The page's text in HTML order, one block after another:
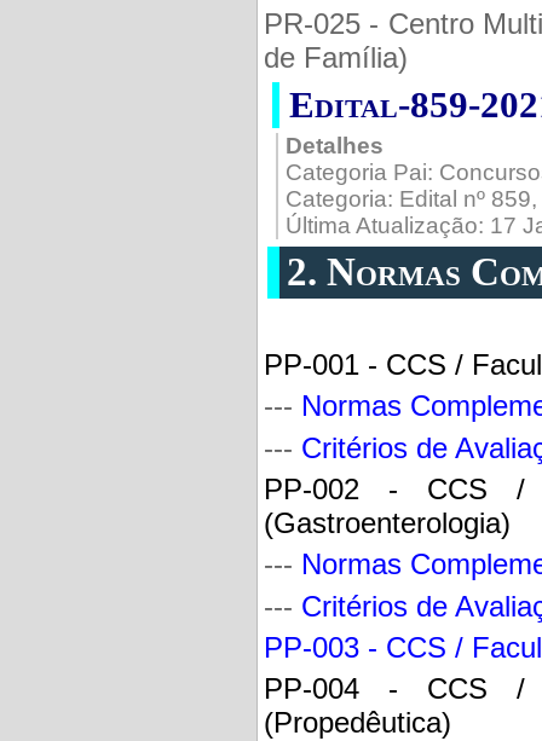
PR-025 - Centro
de Família)
Edital-859-
Detalhes
Categoria Pai:
Categoria: Edital nº
Última Atualização: 17
2. Normas
PP-001 - CCS /
--- Normas
--- Critérios de
PP-002 - CCS /
(Gastroenterologia)
--- Normas
--- Critérios de
PP-003 - CCS /
PP-004 - CCS /
(Propedêutica)